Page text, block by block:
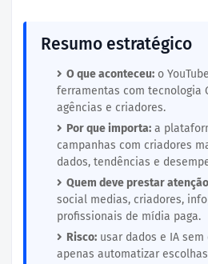
Resumo estratégico
O que aconteceu: o
ferramentas com tecnologia
agências e criadores.
Por que importa: a
campanhas com criadores
dados, tendências e
Quem deve prestar
social medias, criadores,
profissionais de mídia paga.
Risco: usar dados e IA
apenas automatizar